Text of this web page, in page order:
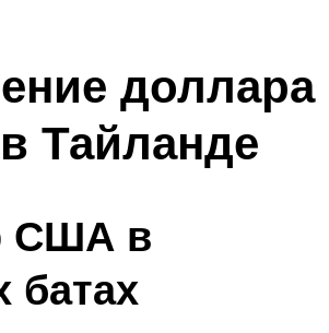
доллара
Тайланде
США в
батах